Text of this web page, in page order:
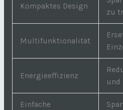
Kompaktes Design
zu
Multifunktionalität
Energieeffizienz
und
Einfache